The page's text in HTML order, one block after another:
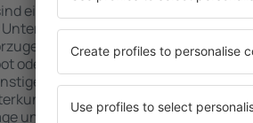
eine vielfältige Unterkunftsbasis, in
Unterkunft findet, die seinen
ein Hotel mit hohem Standard
oder wählen Hotels aus, die eine
Unterkünfte garantieren? in
für jede Geldtasche buchen!
und den Standard des Hotels sowie